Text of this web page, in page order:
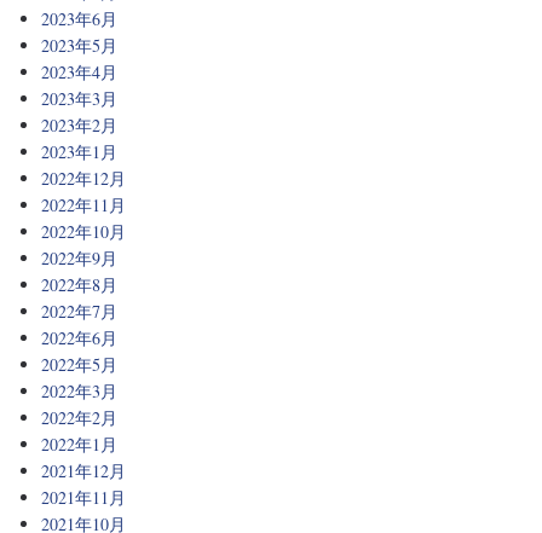
2023年6月
2023年5月
2023年4月
2023年3月
2023年2月
2023年1月
2022年12月
2022年11月
2022年10月
2022年9月
2022年8月
2022年7月
2022年6月
2022年5月
2022年3月
2022年2月
2022年1月
2021年12月
2021年11月
2021年10月